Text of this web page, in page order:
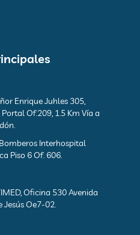
Enrique Juhles 305,
Of.209, 1.5 Km Vía a
Bomberos Interhospital
Piso 6 Of. 606.
Oficina 530 Avenida
Jesús Oe7-02.